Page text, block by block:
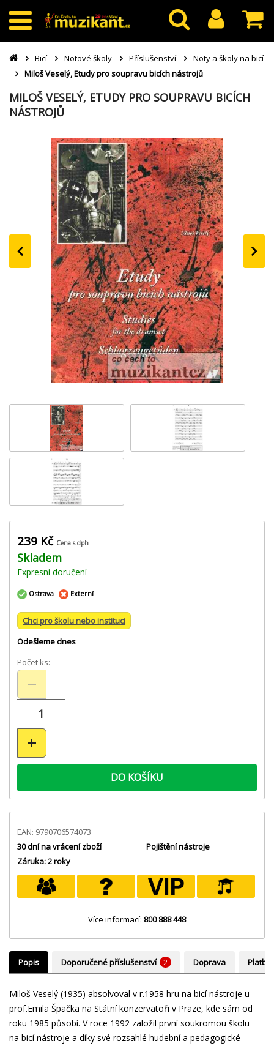
Bicí Notové školy Příslušenství
Noty a školy na bicí
Miloš Veselý, Etudy pro soupravu bicích nástrojů
MILOŠ VESELÝ, ETUDY PRO SOUPRAVU BICÍCH
NÁSTROJŮ
239 Kč Cena s dph
Skladem
Expresní doručení
Ostrava Externí
Chci pro školu nebo instituci
Odešleme dnes
Počet ks:
DO KOŠÍKU
EAN: 9790706574073
30 dní na vrácení zboží
Záruka:2 roky
Pojištění nástroje
Více informací: 800 888 448
Popis Doporučené příslušenství 2 Doprava Platba
Miloš Veselý (1935) absolvoval v r.1958 hru na bicí nástroje u
prof.Emila Špačka na Státní konzervatoři v Praze, kde sám od
roku 1985 působí. V roce 1992 založil první soukromou školu
na bicí nástroje a díky své rozsahlé hudební a pedagogické